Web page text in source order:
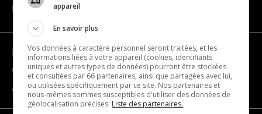
NAVIGATION
Become a partner
Contact us
About us
appareil
En savoir plus
Vos données à caractère personnel seront traitées, et les
informations liées à votre appareil (cookies, identifiants
uniques et autres types de données) pourront être stockées
et consultées par 66 partenaires, ainsi que partagées avec lui,
ou utilisées spécifiquement par ce site. Nos partenaires et
nous-mêmes sommes susceptibles d'utiliser des données de
géolocalisation précises. Liste des partenaires.